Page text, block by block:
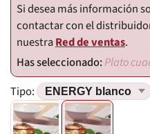
Si desea más información
contactar con el
nuestraRed de ventas.
Plato
Tipo: